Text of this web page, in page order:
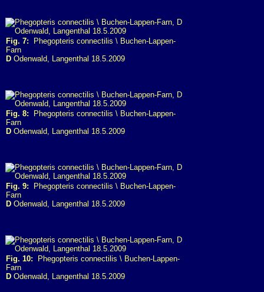
Fig. 7: Phegopteris connectilis \ Buchen-Lappen-
Farn
D Odenwald, Langenthal 18.5.2009
Fig. 8: Phegopteris connectilis \ Buchen-Lappen-
Farn
D Odenwald, Langenthal 18.5.2009
Fig. 9: Phegopteris connectilis \ Buchen-Lappen-
Farn
D Odenwald, Langenthal 18.5.2009
Fig. 10: Phegopteris connectilis \ Buchen-Lappen-
Farn
D Odenwald, Langenthal 18.5.2009